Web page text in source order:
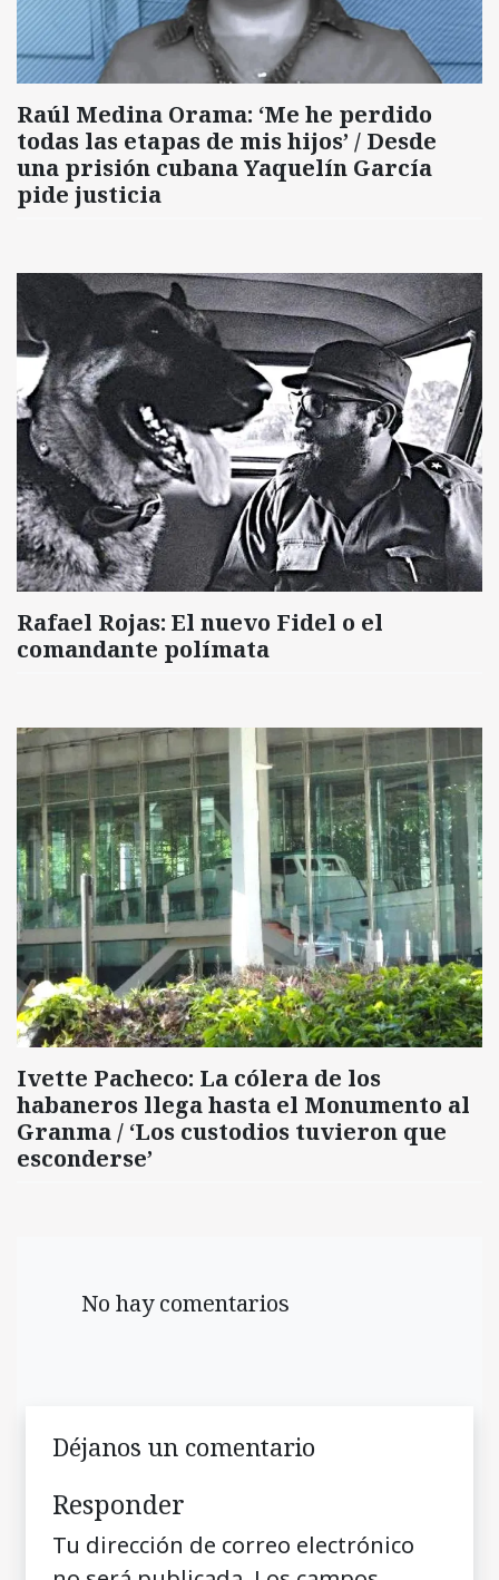
Raúl Medina Orama: ‘Me he perdido
todas las etapas de mis hijos’ / Desde
una prisión cubana Yaquelín García
pide justicia
Rafael Rojas: El nuevo Fidel o el
comandante polímata
Ivette Pacheco: La cólera de los
habaneros llega hasta el Monumento al
Granma / ‘Los custodios tuvieron que
esconderse’
No hay comentarios
Déjanos un comentario
Responder
Tu dirección de correo electrónico